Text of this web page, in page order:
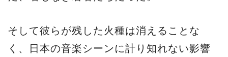
そして彼らが残した⽕種は消えることな
く、⽇本の⾳楽シーンに計り知れない影響